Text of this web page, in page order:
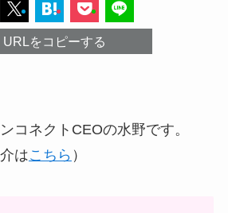
URLをコピーする
コネクトCEOの水野です。
はこちら ）